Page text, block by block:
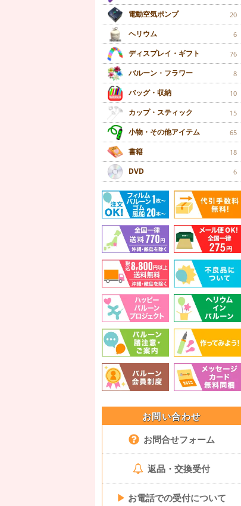
電動空気ポンプ 20
ヘリウム 6
ディスプレイ・ギフト 76
バルーン・フラワー 8
バッグ・収納 10
カップ・スティック 15
小物・その他アイテム 65
書籍 18
DVD 6
お問い合わせ
お問合せフォーム
返品・交換受付
▶ お電話での受付について